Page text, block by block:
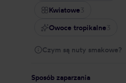
Kwiatowe3
Owoce tropikalne3
Czym są nuty smakowe?
Sposób zaparzania